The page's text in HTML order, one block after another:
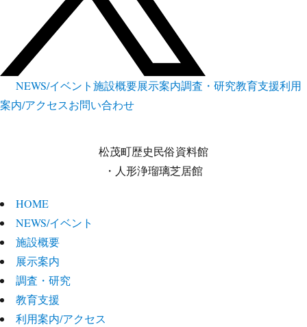
NEWS/イベント施設概要展示案内調査・研究教育支援利用
案内/アクセスお問い合わせ
松茂町歴史民俗資料館
・人形浄瑠璃芝居館
HOME
NEWS/イベント
施設概要
展示案内
調査・研究
教育支援
利用案内/アクセス